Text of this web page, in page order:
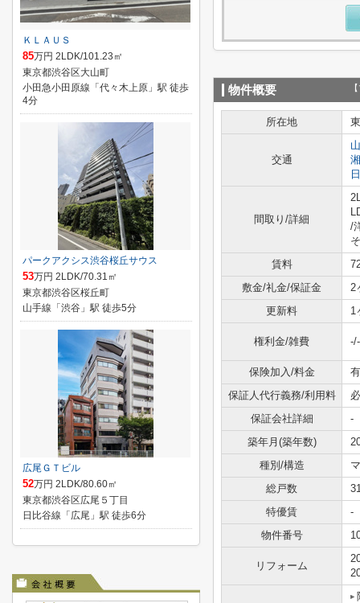
物件概要
所在地
交通
間取り/詳細
/
賃料
敷金/礼金/保証金
2
更新料
1
権利金/雑費 -/-
保険加入/料金
保証人代行義務/利用料
保証会社詳細
-
築年月(築年数)
種別/構造
総戸数
特優賃
-
物件番号
リフォーム
ＫＬＡＵＳ
85万円 2LDK/101.23㎡
東京都渋谷区大山町
小田急小田原線「代々木上原」駅 徒歩
4分
パークアクシス渋谷桜丘サウス
53万円 2LDK/70.31㎡
東京都渋谷区桜丘町
山手線「渋谷」駅 徒歩5分
広尾ＧＴビル
52万円 2LDK/80.60㎡
東京都渋谷区広尾５丁目
日比谷線「広尾」駅 徒歩6分